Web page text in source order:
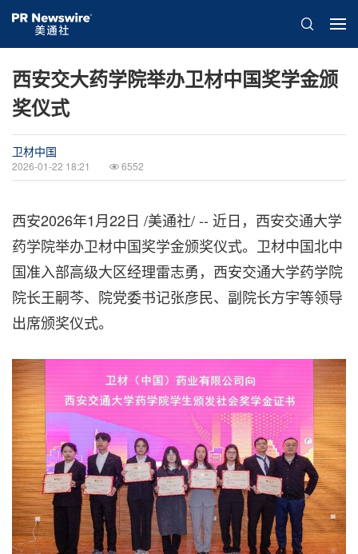
西安交大药学院举办卫材中国奖学金颁
奖仪式
卫材中国
2026-01-22 18:21 6552
西安2026年1月22日 /美通社/ -- 近日，西安交通大学
药学院举办卫材中国奖学金颁奖仪式。卫材中国北中
国准入部高级大区经理雷志勇，西安交通大学药学院
院长王嗣芩、院党委书记张彦民、副院长方宇等领导
出席颁奖仪式。